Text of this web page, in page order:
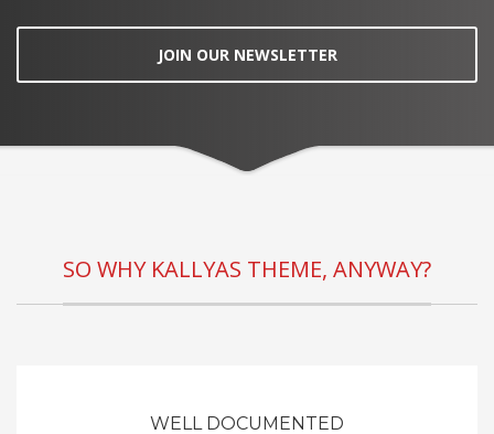
JOIN OUR NEWSLETTER
SO WHY KALLYAS THEME, ANYWAY?
WELL DOCUMENTED